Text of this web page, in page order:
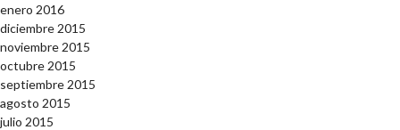
enero 2016
diciembre 2015
noviembre 2015
octubre 2015
septiembre 2015
agosto 2015
julio 2015